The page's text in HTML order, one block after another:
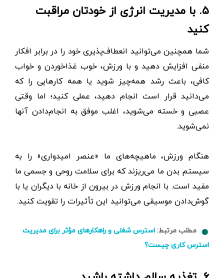
۵. با مدیریت انرژی از خودتان مراقبت
کنید
شما همچنین می‌توانید انعطاف‌پذیری خود را در برابر افکار
منفی افزایش دهید و با ورزش، خوب ‌غذا‌خوردن و خواب
کافی، باعث رشد همه‌چیز شوید یا همه کارهایی را که
می‌دانید قرار است انجام دهید، عملی کنید؛ اما وقتی
عصبی و خسته می‌شوید، اغلب موفق به انجام‌‌دادن آنها
نمی‌شوید.
هنگام ورزش، ماهیچه‌های ما «عنصر امیدواری» را به
سیستم بدن ما می‌ریزند که برای سلامت روحی و جسمی ما
مفید است. با انجام ورزش در بیرون از خانه با دیگران یا با
گوش‌دادن موسیقی می‌توانید این تأثیرات را تقویت کنید.
مطلب مرتبط: استرس شغلی و راهکارهای مؤثر برای مدیریت
استرس کاری چیست؟